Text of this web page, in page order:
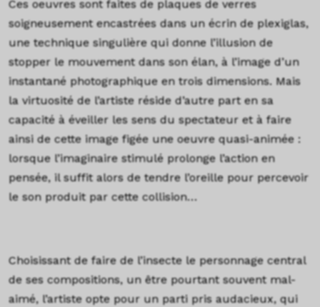
Ces oeuvres sont faites de plaques de verres
soigneusement encastrées dans un écrin de plexiglas,
une technique singulière qui donne l’illusion de
stopper le mouvement dans son élan, à l’image d’un
instantané photographique en trois dimensions. Mais
la virtuosité de l’artiste réside d’autre part en sa
capacité à éveiller les sens du spectateur et à faire
ainsi de cette image figée une oeuvre quasi-animée :
lorsque l’imaginaire stimulé prolonge l’action en
pensée, il suffit alors de tendre l’oreille pour percevoir
le son produit par cette collision…
Choisissant de faire de l’insecte le personnage central
de ses compositions, un être pourtant souvent mal-
aimé, l’artiste opte pour un parti pris audacieux, qui